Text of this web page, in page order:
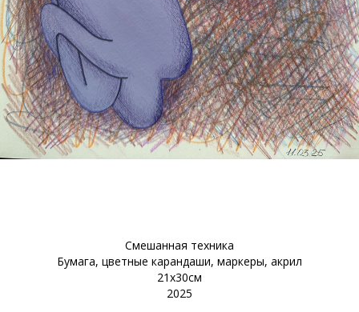
Смешанная техника
Бумага, цветные карандаши, маркеры, акрил
21х30см
2025